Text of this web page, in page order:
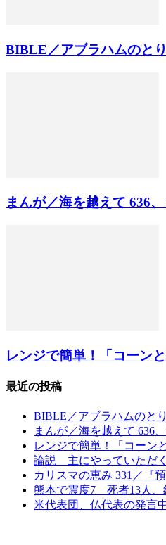
BIBLE／アブラハムのと
まんが／海を越えて 636
レンジで簡単！「コーン
最近の投稿
BIBLE／アブラハムのと
まんが／海を越えて 636
レンジで簡単！「コーン
論説 主にやっていただ
カリスマの恵み 331／『
熊本で震度7 死者13人、
米代表団、仏代表の発言